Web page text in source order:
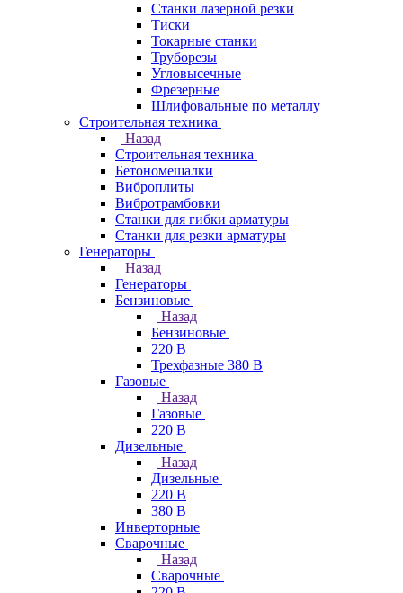
Станки лазерной резки
Тиски
Токарные станки
Труборезы
Угловысечные
Фрезерные
Шлифовальные по металлу
Строительная техника
Назад
Строительная техника
Бетономешалки
Виброплиты
Вибротрамбовки
Станки для гибки арматуры
Станки для резки арматуры
Генераторы
Назад
Генераторы
Бензиновые
Назад
Бензиновые
220 В
Трехфазные 380 В
Газовые
Назад
Газовые
220 В
Дизельные
Назад
Дизельные
220 В
380 В
Инверторные
Сварочные
Назад
Сварочные